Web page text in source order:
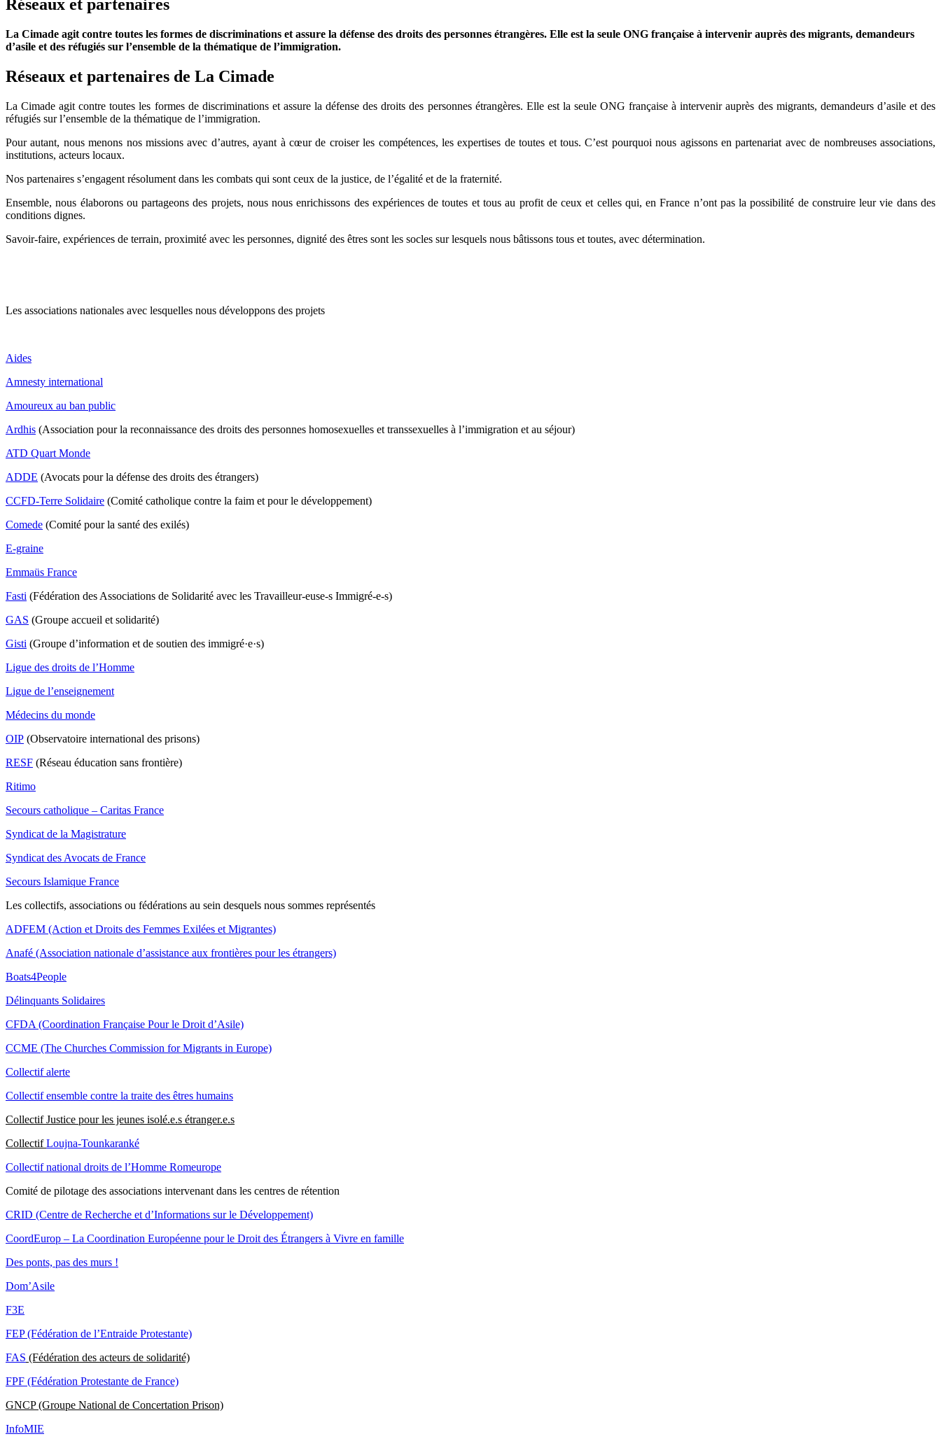
Réseaux et partenaires
La Cimade agit contre toutes les formes de discriminations et assure la défense des droits des personnes étrangères. Elle est la seule ONG française à intervenir auprès des migrants, demandeurs
d’asile et des réfugiés sur l’ensemble de la thématique de l’immigration.
Réseaux et partenaires de La Cimade
La Cimade agit contre toutes les formes de discriminations et assure la défense des droits des personnes étrangères. Elle est la seule ONG française à intervenir auprès des migrants, demandeurs d’asile et des
réfugiés sur l’ensemble de la thématique de l’immigration.
Pour autant, nous menons nos missions avec d’autres, ayant à cœur de croiser les compétences, les expertises de toutes et tous. C’est pourquoi nous agissons en partenariat avec de nombreuses associations,
institutions, acteurs locaux.
Nos partenaires s’engagent résolument dans les combats qui sont ceux de la justice, de l’égalité et de la fraternité.
Ensemble, nous élaborons ou partageons des projets, nous nous enrichissons des expériences de toutes et tous au profit de ceux et celles qui, en France n’ont pas la possibilité de construire leur vie dans des
conditions dignes.
Savoir-faire, expériences de terrain, proximité avec les personnes, dignité des êtres sont les socles sur lesquels nous bâtissons tous et toutes, avec détermination.
Les associations nationales avec lesquelles nous développons des projets
Aides
Amnesty international
Amoureux au ban public
Ardhis (Association pour la reconnaissance des droits des personnes homosexuelles et transsexuelles à l’immigration et au séjour)
ATD Quart Monde
ADDE (Avocats pour la défense des droits des étrangers)
CCFD-Terre Solidaire (Comité catholique contre la faim et pour le développement)
Comede (Comité pour la santé des exilés)
E-graine
Emmaüs France
Fasti (Fédération des Associations de Solidarité avec les Travailleur-euse-s Immigré-e-s)
GAS (Groupe accueil et solidarité)
Gisti (Groupe d’information et de soutien des immigré·e·s)
Ligue des droits de l’Homme
Ligue de l’enseignement
Médecins du monde
OIP (Observatoire international des prisons)
RESF (Réseau éducation sans frontière)
Ritimo
Secours catholique – Caritas France
Syndicat de la Magistrature
Syndicat des Avocats de France
Secours Islamique France
Les collectifs, associations ou fédérations au sein desquels nous sommes représentés
ADFEM (Action et Droits des Femmes Exilées et Migrantes)
Anafé (Association nationale d’assistance aux frontières pour les étrangers)
Boats4People
Délinquants Solidaires
CFDA (Coordination Française Pour le Droit d’Asile)
CCME (The Churches Commission for Migrants in Europe)
Collectif alerte
Collectif ensemble contre la traite des êtres humains
Collectif Justice pour les jeunes isolé.e.s étranger.e.s
CollectifLoujna-Tounkaranké
Collectif national droits de l’Homme Romeurope
Comité de pilotage des associations intervenant dans les centres de rétention
CRID (Centre de Recherche et d’Informations sur le Développement)
CoordEurop – La Coordination Européenne pour le Droit des Étrangers à Vivre en famille
Des ponts, pas des murs !
Dom’Asile
F3E
FEP (Fédération de l’Entraide Protestante)
FAS (Fédération des acteurs de solidarité)
FPF (Fédération Protestante de France)
GNCP (Groupe National de Concertation Prison)
InfoMIE